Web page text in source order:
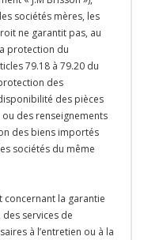
sociétés mères, les
ne garantit pas, au
protection du
79.18 à 79.20 du
des
des pièces
des renseignements
des biens importés
sociétés du même
concernant la garantie
services de
à l’entretien ou à la